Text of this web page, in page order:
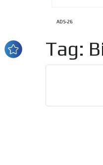
ADS-26
Tag: